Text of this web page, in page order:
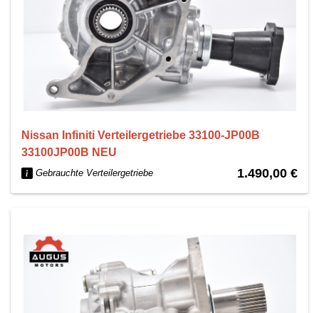
Nissan Infiniti Verteilergetriebe 33100-JP00B
33100JP00B NEU
Gebrauchte Verteilergetriebe 1.490,00 €